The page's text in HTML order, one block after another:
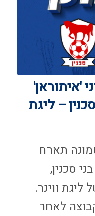
'איתוראן'
– ליגת
תארח
את בני סכנין,
המחזור ה-25 של ליגת ווינר.
לאחר